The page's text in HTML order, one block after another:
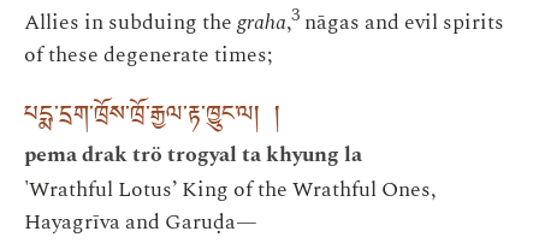
Allies in subduing thegraha,3 nāgas and evil spirits
of these degenerate times;
པདྨ་དྲག་ཁྲོས་ཁྲོ་རྒྱལ་རྟ་ཁྱུང་ལ། །
pema drak trö trogyal ta khyung la
'Wrathful Lotus’ King of the Wrathful Ones,
Hayagrīva and Garuḍa—